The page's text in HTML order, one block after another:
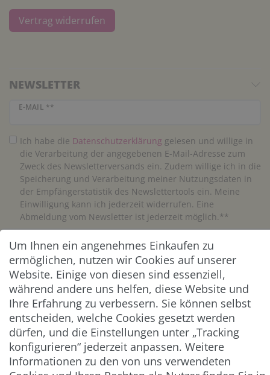
Vertrag widerrufen
NEWSLETTER
E-MAIL **
Newsletter Honig
Ich habe die Daten­schutz­erklärung gelesen und willige in
die Verarbeitung der angegebenen E-Mail-Adresse zum
Zweck des Newsletterversands ein. Zudem willige ich in die
Speicherung und Verarbeitung meiner Nutzungsdaten in
der Empfängerstatistik des Newslettertools ein. Meine
Einwilligung kann ich jederzeit widerrufen. Eine
Abmeldung vom Newsletter ist jederzeit möglich.**
Abonnieren
** Hierbei handelt es sich um ein Pflichtfeld.
ZAHLUNG & VERSAND
Um Ihnen ein angenehmes Einkaufen zu
ermöglichen, nutzen wir Cookies auf unserer
Website. Einige von diesen sind essenziell,
während andere uns helfen, diese Website und
Ihre Erfahrung zu verbessern. Sie können selbst
entscheiden, welche Cookies gesetzt werden
dürfen, und die Einstellungen unter „Tracking
konfigurieren“ jederzeit anpassen. Weitere
Informationen zu den von uns verwendeten